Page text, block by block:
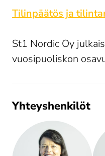
Tilinpäätös ja
St1 Nordic Oy
vuosipuoliskon
Yhteyshenkilöt